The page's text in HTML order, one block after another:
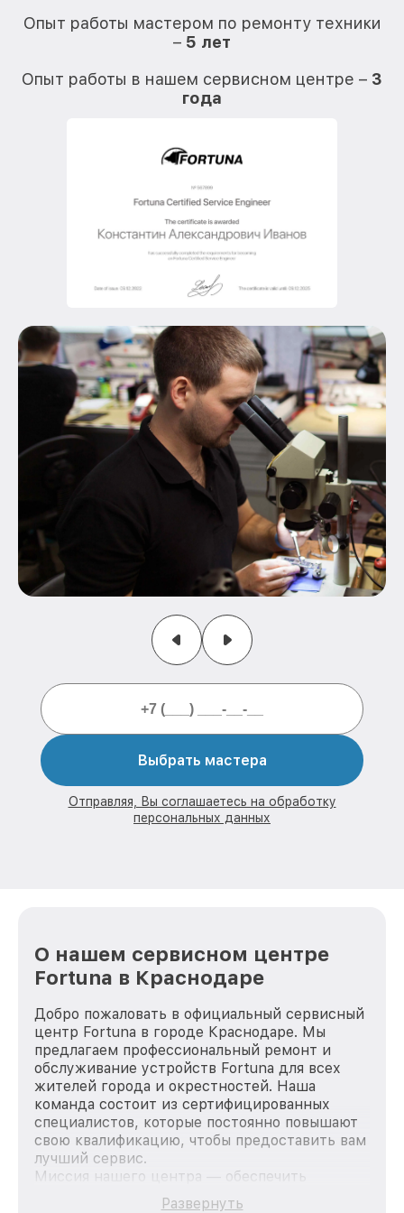
Опыт работы мастером по ремонту техники
– 5 лет
Опыт работы в нашем сервисном центре – 3
года
Выбрать мастера
Отправляя, Вы соглашаетесь на обработку
персональных данных
О нашем сервисном центре
Fortuna в Краснодаре
Добро пожаловать в официальный сервисный
центр Fortuna в городе Краснодаре. Мы
предлагаем профессиональный ремонт и
обслуживание устройств Fortuna для всех
жителей города и окрестностей. Наша
команда состоит из сертифицированных
специалистов, которые постоянно повышают
свою квалификацию, чтобы предоставить вам
лучший сервис.
Миссия нашего центра — обеспечить
качественный и доступный ремонт для
Развернуть